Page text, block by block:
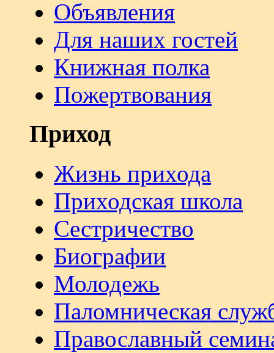
Объявления
Для наших гостей
Книжная полка
Пожертвования
Приход
Жизнь прихода
Приходская школа
Сестричество
Биографии
Молодежь
Паломническая
Православный